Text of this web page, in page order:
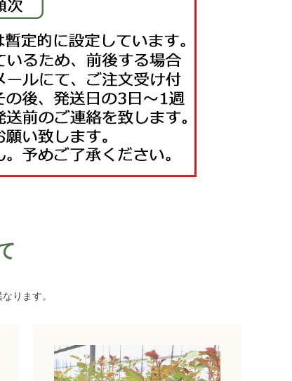
ります。